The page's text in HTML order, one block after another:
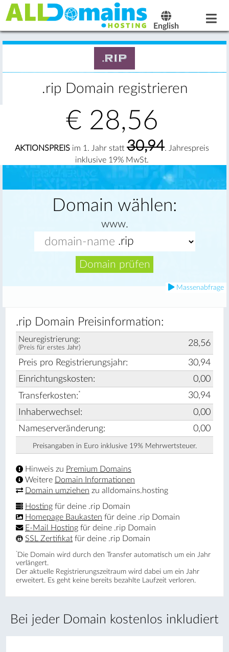
English
.rip Domain registrieren
€ 28,56
AKTIONSPREIS im 1. Jahr statt 30,94. Jahrespreis
inklusive 19% MwSt.
Domain wählen:
www.
Domain prüfen
Massenabfrage
Bei jeder Domain kostenlos inkludiert
.rip Domain Preisinformation:
Neuregistrierung:
(Preis für erstes Jahr) 28,56
Preis pro Registrierungsjahr:
30,94
Einrichtungskosten:
0,00
Transferkosten:*
30,94
Inhaberwechsel:
0,00
Nameserveränderung:
0,00
Preisangaben in Euro inklusive 19% Mehrwertsteuer.
Hinweis zu Premium Domains
Weitere Domain Informationen
Domain umziehen zu alldomains.hosting
Hosting für deine .rip Domain
Homepage Baukasten für deine .rip Domain
E-Mail Hosting für deine .rip Domain
SSL Zertifikat für deine .rip Domain
* Die Domain wird durch den Transfer automatisch um ein Jahr
verlängert.
Der aktuelle Registrierungs­zeitraum wird dabei um ein Jahr
erweitert. Es geht keine bereits bezahlte Laufzeit verloren.